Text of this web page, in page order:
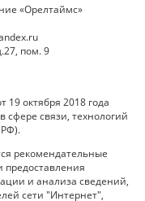
«Орелтаймс»
пом. 9
октября 2018 года
сфере связи, технологий
рекомендательные
и анализа сведений,
сети "Интернет",